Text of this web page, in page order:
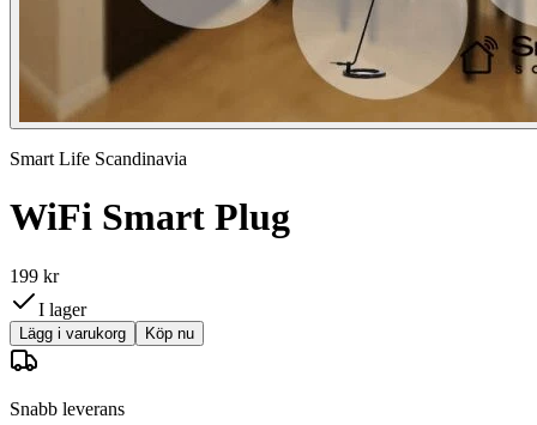
Smart Life Scandinavia
WiFi Smart Plug
199 kr
I lager
Lägg i varukorg Köp nu
Snabb leverans